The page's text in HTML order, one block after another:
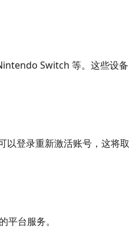
Switch 等。这些设备
以登录重新激活账号，这将取
台服务。